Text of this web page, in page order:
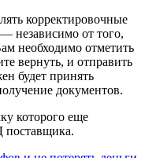
корректировочные
независимо от того,
необходимо отметить
вернуть, и отправить
будет принять
документов.
которого еще
поставщика.